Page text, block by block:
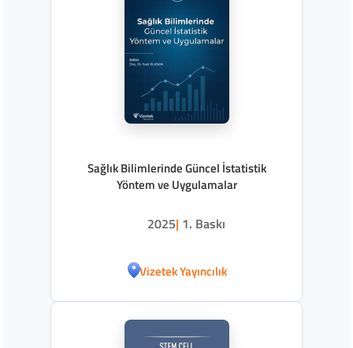
Sağlık Bilimlerinde Güncel İstatistik
Yöntem ve Uygulamalar
2025| 1. Baskı
Vizetek Yayıncılık